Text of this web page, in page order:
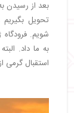
بعد از رسیدن
تحویل
شویم.
به ما داد.
استقبال گرمی